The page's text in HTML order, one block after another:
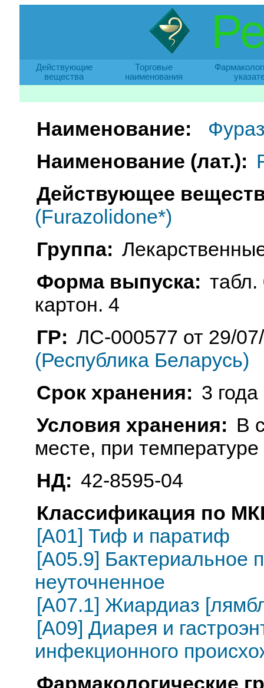
Действующие
вещества
Торговые
наименования
Наименование:
Наименование (лат.):
Действующее
(Furazolidone*)
Группа:
Форма выпуска: табл.
картон. 4
ГР: ЛС-000577 от 29/
(Республика Беларусь)
Срок хранения: 3 года
Условия хранения: В
месте, при температуре
НД: 42-8595-04
Классификация по
[A01] Тиф и паратиф
[A05.9] Бактериальное
неуточненное
[A07.1] Жиардиаз
[A09] Диарея и
инфекционного
Фармакологические